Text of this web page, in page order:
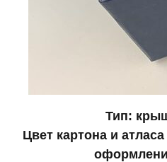
Тип:
Цвет картона и